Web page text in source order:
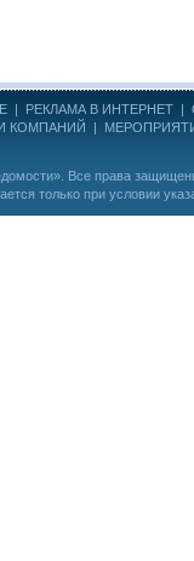
| РЕКЛАМА В ИНТЕРНЕТ |
КОМПАНИЙ |
. Все права
только при условии